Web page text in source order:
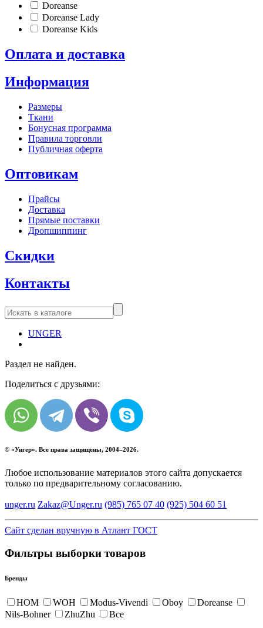
Doreanse
Doreanse Lady
Doreanse Kids
Оплата и доставка
Информация
Размеры
Ткани
Бонусная программа
Правила торговли
Публичная оферта
Оптовикам
Прайсы
Доставка
Прямые поставки
Дропшиппинг
Скидки
Контакты
UNGER
Раздел не найден.
Поделиться с друзьями:
© «Унгер». Все права защищены, 2004–2026.
Любое использование материалов этого сайта допускается
только по предварительному согласованию.
unger.ru Zakaz@Unger.ru (985) 765 07 40 (925) 504 60 51
Сайт сделан вручную в Атлант ГОСТ
Фильтры выборки товаров
Бренды
HOM WOH Modus-Vivendi Oboy
Doreanse
Nils-Bohner
ZhuZhu Все